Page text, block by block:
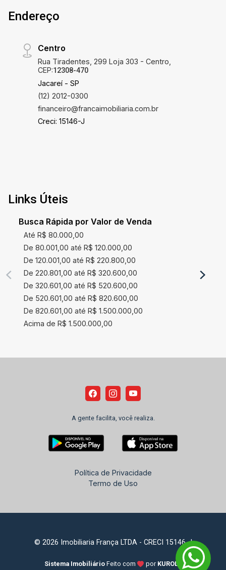
Endereço
Centro
Rua Tiradentes, 299 Loja 303 - Centro,
CEP:12308-470
Jacareí - SP
(12) 2012-0300
financeiro@francaimobiliaria.com.br
Creci: 15146-J
Links Úteis
Busca Rápida por Valor de Venda
Até R$ 80.000,00
De 80.001,00 até R$ 120.000,00
De 120.001,00 até R$ 220.800,00
De 220.801,00 até R$ 320.600,00
De 320.601,00 até R$ 520.600,00
De 520.601,00 até R$ 820.600,00
De 820.601,00 até R$ 1.500.000,00
Acima de R$ 1.500.000,00
A gente facilita, você realiza.
Política de Privacidade
Termo de Uso
© 2026 Imobiliaria França LTDA - CRECI 15146-J
Sistema Imobiliário Feito com por KUROLE